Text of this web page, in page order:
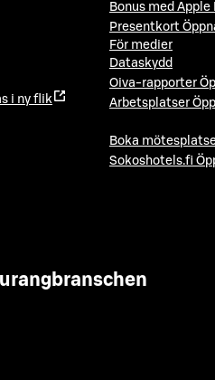
i ny flik
Bonus med Apple
Presentkort
För medier
Dataskydd
Oiva-rapporter
Arbetsplatser
Boka
Sokoshotels.fi